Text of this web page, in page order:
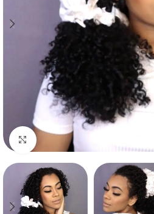
Click to enlarge